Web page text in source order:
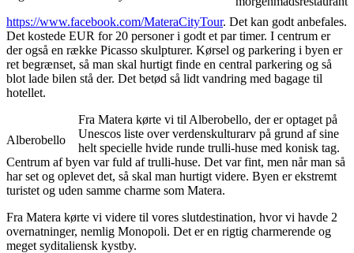
https://www.facebook.com/MateraCityTour. Det kan godt anbefales.
Det kostede EUR for 20 personer i godt et par timer. I centrum er
der også en række Picasso skulpturer. Kørsel og parkering i byen er
ret begrænset, så man skal hurtigt finde en central parkering og så
blot lade bilen stå der. Det betød så lidt vandring med bagage til
hotellet.
Alberobello
Fra Matera kørte vi til Alberobello, der er optaget på
Unescos liste over verdenskulturarv på grund af sine
helt specielle hvide runde trulli-huse med konisk tag.
Centrum af byen var fuld af trulli-huse. Det var fint, men når man så
har set og oplevet det, så skal man hurtigt videre. Byen er ekstremt
turistet og uden samme charme som Matera.
Fra Matera kørte vi videre til vores slutdestination, hvor vi havde 2
overnatninger, nemlig Monopoli. Det er en rigtig charmerende og
meget syditaliensk kystby.